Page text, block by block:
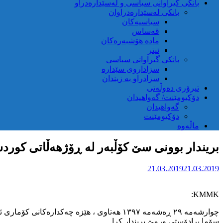
بانکی گیراوانی سیاسی و لەسێدارەدراو
بانکی لەسێدارەدراوان
سیاسیەکان
قەساس
مادە هۆشبەرەکان
ئیتر
بانکی گیراوانی سیاسی
سزاداروی سێدارە
سزادراو بە زیندان
تیرۆری دەوڵەتی
دۆکیومێنت/ گەواهیدان
گەواهیدان
دۆکیومێنت
ماڵەوە
بریندار بوونی سێ کۆڵبەر لە ڕۆژهەڵاتی
21.03.201921.03.2019
KMMK: